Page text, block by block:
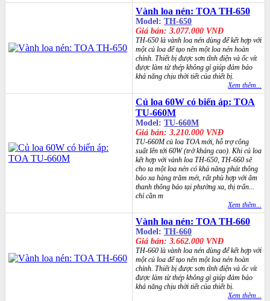
Vành loa nén: TOA TH-650
Model: TH-650
Giá bán: 3.077.000 VNĐ
TH-650 là vành loa nén dùng để kết hợp với
một củ loa để tạo nên một loa nén hoàn
chỉnh. Thiết bị được sơn tĩnh điện và ốc vít
được làm từ thép không gỉ giúp đảm bảo
khả năng chịu thời tiết của thiết bị.
Xem thêm...
Củ loa 60W có biến áp: TOA
TU-660M
Model: TU-660M
Giá bán: 3.210.000 VNĐ
TU-660M củ loa TOA mới, hỗ trợ công
suất lên tới 60W (trở kháng cao). Khi củ loa
kết hợp với vành loa TH-650, TH-660 sẽ
cho ta một loa nén có khả năng phát thông
báo xa hàng trăm mét, rất phù hợp với âm
thanh thông báo tại phường xa, thị trấn...
chỉ cần m
Xem thêm...
Vành loa nén: TOA TH-660
Model: TH-660
Giá bán: 3.662.000 VNĐ
TH-660 là vành loa nén dùng để kết hợp với
một củ loa để tạo nên một loa nén hoàn
chỉnh. Thiết bị được sơn tĩnh điện và ốc vít
được làm từ thép không gỉ giúp đảm bảo
khả năng chịu thời tiết của thiết bị.
Xem thêm...